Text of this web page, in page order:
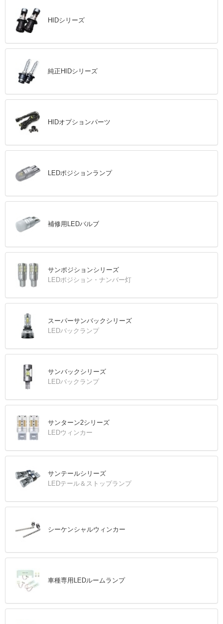
HIDシリーズ
純正HIDシリーズ
HIDオプションパーツ
LEDポジションランプ
補修用LEDバルブ
サンポジションシリーズ
LEDポジション・ナンバー灯
スーパーサンバックシリーズ
LEDバックランプ
サンバックシリーズ
LEDバックランプ
サンターン2シリーズ
LEDウィンカー
サンテールシリーズ
LEDテール＆ストップランプ
シーケンシャルウィンカー
車種専用LEDルームランプ